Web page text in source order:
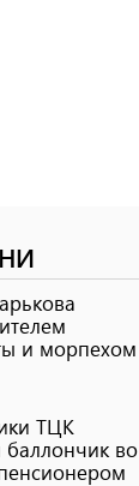
и морпехом
ТЦК
во